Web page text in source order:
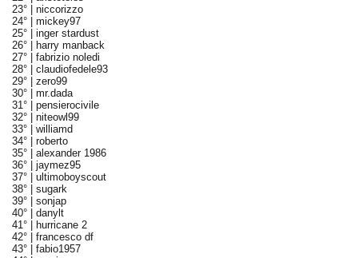
23° | niccorizzo
24° | mickey97
25° | inger stardust
26° |
harry manback
27° | fabrizio noledi
28° | claudiofedele93
29° | zero99
30° | mr.dada
31° | pensierocivile
32° | niteowl99
33° | williamd
34° | roberto
35° | alexander 1986
36° | jaymez95
37° | ultimoboyscout
38° | sugark
39° | sonjap
40° | danylt
41° |
hurricane 2
42° | francesco df
43° | fabio1957